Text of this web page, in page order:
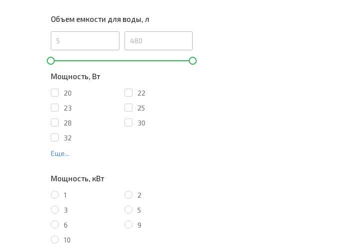
Объем емкости для воды, л
Мощность, Вт
20
22
23
25
28
30
32
Еще...
Мощность, кВт
1
2
3
5
6
9
10